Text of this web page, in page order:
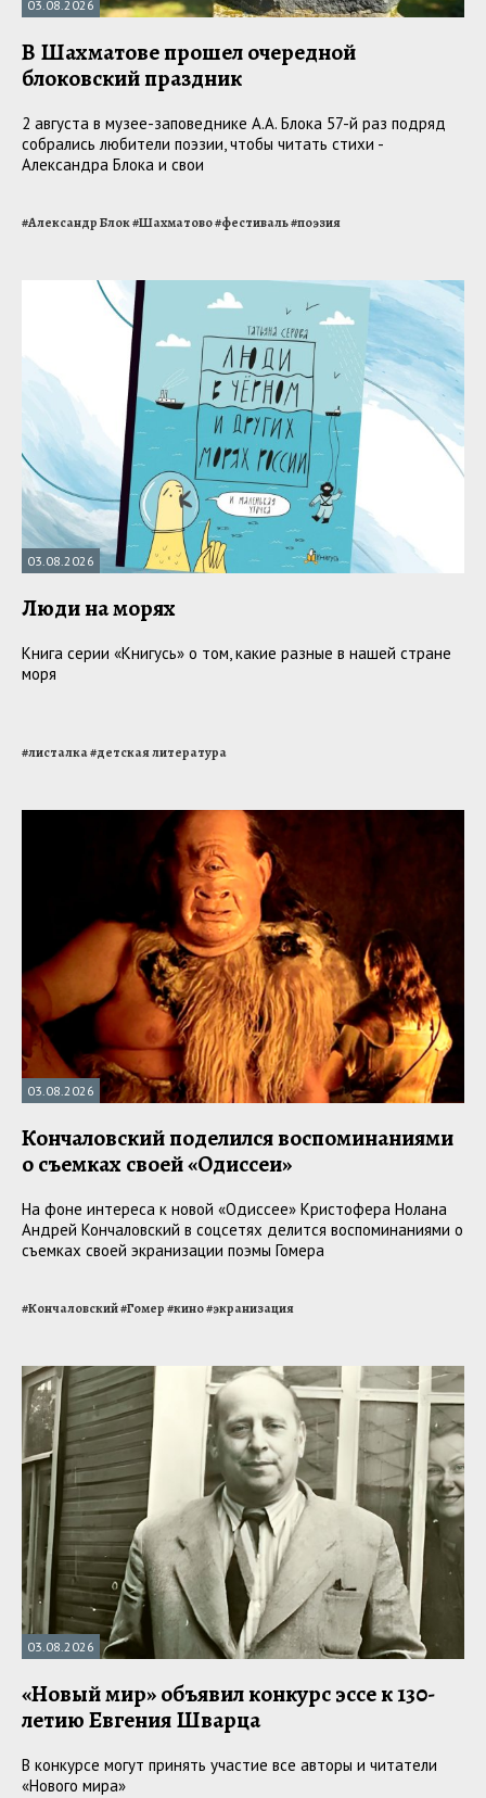
03.08.2026
В Шахматове прошел очередной
блоковский праздник
2 августа в музее-заповеднике А.А. Блока 57-й раз подряд
собрались любители поэзии, чтобы читать стихи -
Александра Блока и свои
#Александр Блок#Шахматово#фестиваль#поэзия
03.08.2026
Люди на морях
Книга серии «Книгусь» о том, какие разные в нашей стране
моря
#листалка#детская литература
03.08.2026
Кончаловский поделился воспоминаниями
о съемках своей «Одиссеи»
На фоне интереса к новой «Одиссее» Кристофера Нолана
Андрей Кончаловский в соцсетях делится воспоминаниями о
съемках своей экранизации поэмы Гомера
#Кончаловский#Гомер#кино#экранизация
03.08.2026
«Новый мир» объявил конкурс эссе к 130-
летию Евгения Шварца
В конкурсе могут принять участие все авторы и читатели
«Нового мира»